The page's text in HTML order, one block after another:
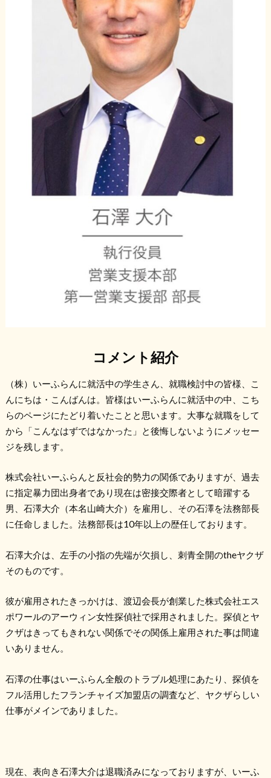
コメント紹介
（株）いーふらんに就活中の学生さん、就職検討中の皆様、こ
んにちは・こんばんは。皆様はいーふらんに就活中の中、こち
らのページにたどり着いたことと思います。大事な就職をして
から「こんなはずではなかった」と後悔しないようにメッセー
ジを残します。
株式会社いーふらんと反社会的勢力の関係でありますが、過去
に指定暴力団出身者であり現在は密接交際者として暗躍する
男、石澤大介（本名山崎大介）を雇用し、その石澤を法務部長
に任命しました。法務部長は10年以上の歴任しております。
石澤大介は、左手の小指の先端が欠損し、刺青全開のtheヤクザ
そのものです。
彼が雇用されたきっかけは、渡辺会長が創業した株式会社エス
ポワールのアーウィン女性探偵社で採用されました。探偵とヤ
クザはきってもきれない関係でその関係上雇用された事は間違
いありません。
石澤の仕事はいーふらん全般のトラブル処理にあたり、探偵を
フル活用したフランチャイズ加盟店の調査など、ヤクザらしい
仕事がメインでありました。
現在、表向き石澤大介は退職済みになっておりますが、いーふ